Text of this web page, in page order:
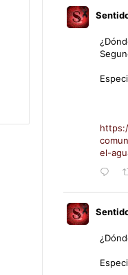
el-